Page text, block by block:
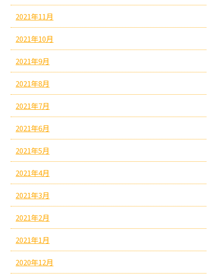
2021年11月
2021年10月
2021年9月
2021年8月
2021年7月
2021年6月
2021年5月
2021年4月
2021年3月
2021年2月
2021年1月
2020年12月